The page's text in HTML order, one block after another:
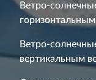
Ветро-
Ветро-
вертикальным